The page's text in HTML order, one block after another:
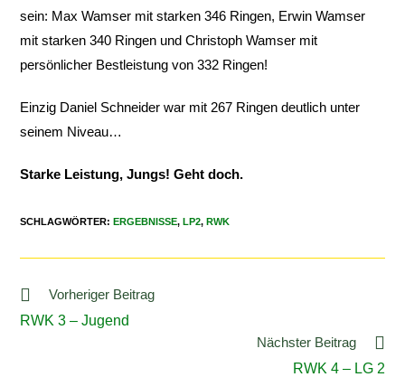
sein: Max Wamser mit starken 346 Ringen, Erwin Wamser
mit starken 340 Ringen und Christoph Wamser mit
persönlicher Bestleistung von 332 Ringen!
Einzig Daniel Schneider war mit 267 Ringen deutlich unter
seinem Niveau…
Starke Leistung, Jungs! Geht doch.
SCHLAGWÖRTER:ERGEBNISSE, LP2, RWK
Vorheriger Beitrag
RWK 3 – Jugend
Nächster Beitrag
RWK 4 – LG 2